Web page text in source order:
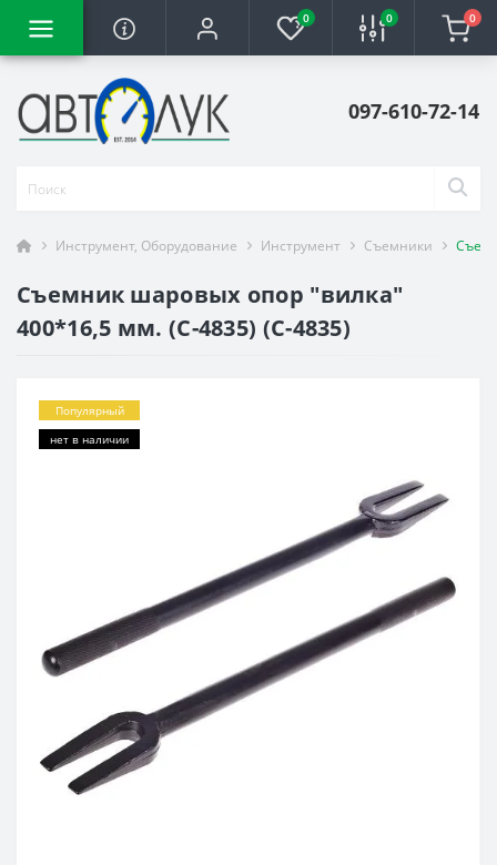
0 0 0
097-610-72-14
Инструмент, Оборудование Инструмент Съемники
Съемник шаровых опор "вилка"
400*16,5 мм. (С-4835) (С-4835)
Популярный
нет в наличии